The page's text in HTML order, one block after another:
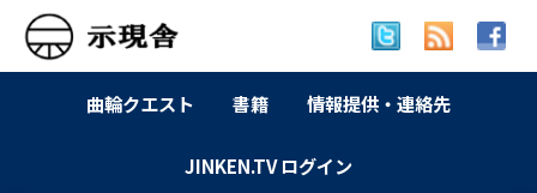
曲輪クエスト 書籍 情報提供・連絡先
JINKEN.TV ログイン